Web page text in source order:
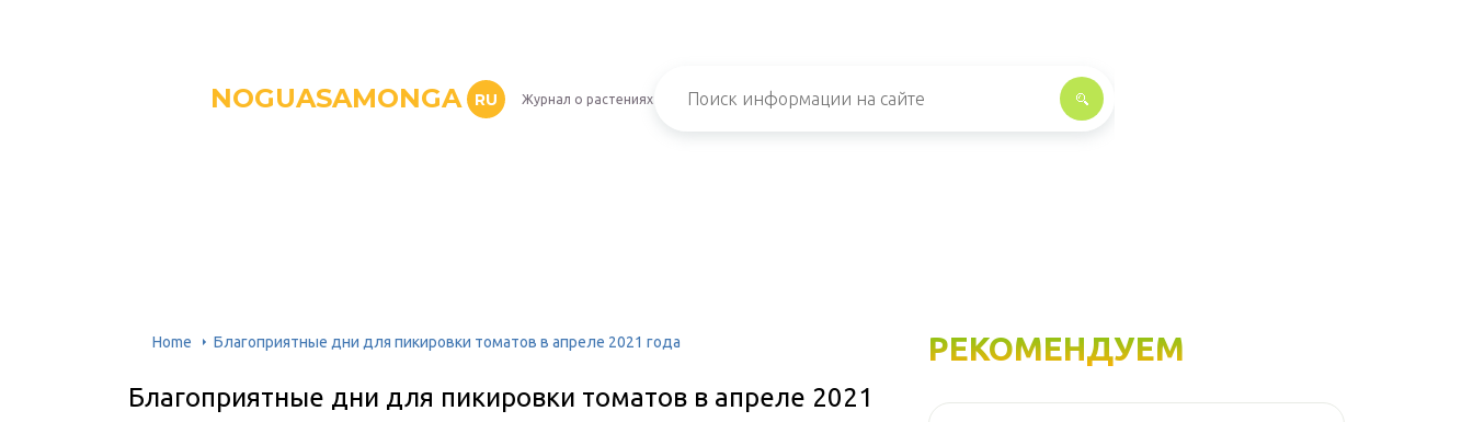
NOGUASAMONGA RU Журнал о растениях
Home Благоприятные дни для пикировки томатов в апреле 2021 года
Благоприятные дни для пикировки томатов в апреле 2021
РЕКОМЕНДУЕМ